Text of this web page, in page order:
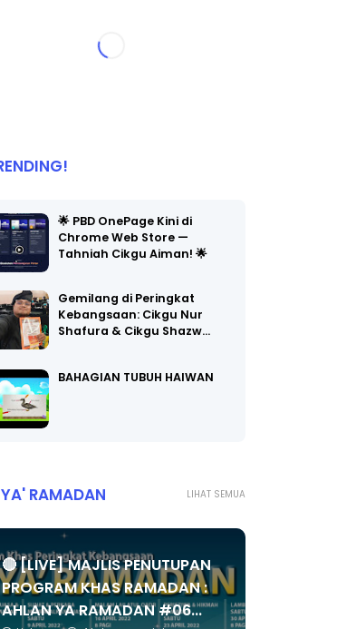
🌟 PBD OnePage Kini di
Chrome Web Store —
Tahniah Cikgu Aiman! 🌟
Gemilang di Peringkat
Kebangsaan: Cikgu Nur
Shafura & Cikgu Shazw…
BAHAGIAN TUBUH HAIWAN
LIHAT SEMUA
RAMADAN
🔴 [LIVE] MAJLIS PENUTUPAN
PROGRAM KHAS RAMADAN :
AHLAN YA RAMADAN #06...